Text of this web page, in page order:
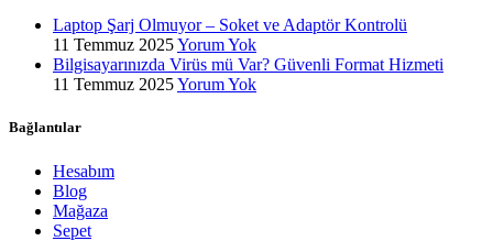
Laptop Şarj Olmuyor – Soket ve Adaptör Kontrolü
11 Temmuz 2025Yorum Yok
Bilgisayarınızda Virüs mü Var? Güvenli Format Hizmeti
11 Temmuz 2025Yorum Yok
Bağlantılar
Hesabım
Blog
Mağaza
Sepet